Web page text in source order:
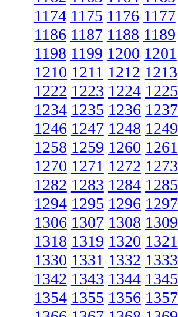
1174 1175 1176 1177
1186 1187 1188 1189
1198 1199 1200 1201
1210 1211 1212 1213
1222 1223 1224 1225
1234 1235 1236 1237
1246 1247 1248 1249
1258 1259 1260 1261
1270 1271 1272 1273
1282 1283 1284 1285
1294 1295 1296 1297
1306 1307 1308 1309
1318 1319 1320 1321
1330 1331 1332 1333
1342 1343 1344 1345
1354 1355 1356 1357